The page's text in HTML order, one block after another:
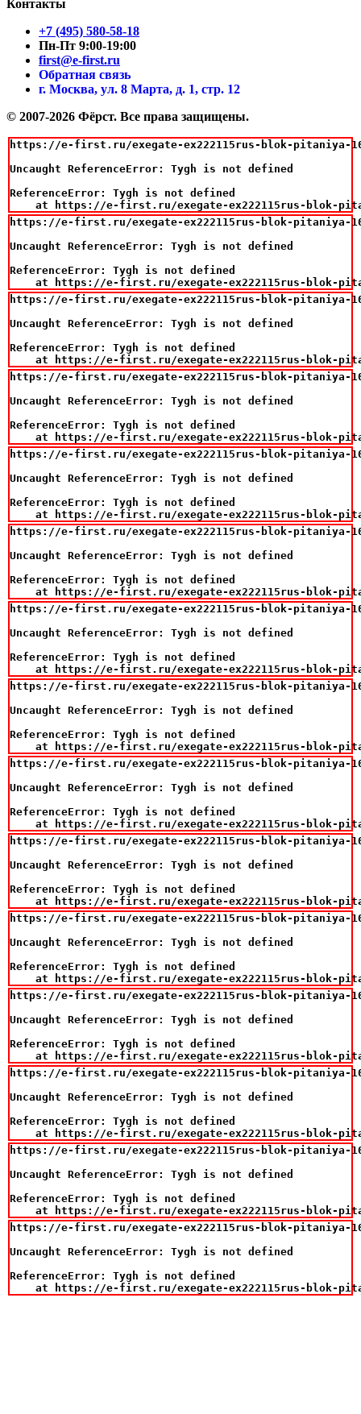
Контакты
+7 (495) 580-58-18
Пн-Пт 9:00-19:00
first@e-first.ru
Обратная связь
г. Москва, ул. 8 Марта, д. 1, стр. 12
© 2007-2026 Фёрст. Все права защищены.
https://e-first.ru/exegate-ex222115rus-blok-pitaniya-
Uncaught ReferenceError: Tygh is not defined
ReferenceError: Tygh is not defined
at https://e-first.ru/exegate-ex222115rus-blok-
https://e-first.ru/exegate-ex222115rus-blok-pitaniya-
Uncaught ReferenceError: Tygh is not defined
ReferenceError: Tygh is not defined
at https://e-first.ru/exegate-ex222115rus-blok-
https://e-first.ru/exegate-ex222115rus-blok-pitaniya-
Uncaught ReferenceError: Tygh is not defined
ReferenceError: Tygh is not defined
at https://e-first.ru/exegate-ex222115rus-blok-
https://e-first.ru/exegate-ex222115rus-blok-pitaniya-
Uncaught ReferenceError: Tygh is not defined
ReferenceError: Tygh is not defined
at https://e-first.ru/exegate-ex222115rus-blok-
https://e-first.ru/exegate-ex222115rus-blok-pitaniya-
Uncaught ReferenceError: Tygh is not defined
ReferenceError: Tygh is not defined
at https://e-first.ru/exegate-ex222115rus-blok-
https://e-first.ru/exegate-ex222115rus-blok-pitaniya-
Uncaught ReferenceError: Tygh is not defined
ReferenceError: Tygh is not defined
at https://e-first.ru/exegate-ex222115rus-blok-
https://e-first.ru/exegate-ex222115rus-blok-pitaniya-
Uncaught ReferenceError: Tygh is not defined
ReferenceError: Tygh is not defined
at https://e-first.ru/exegate-ex222115rus-blok-
https://e-first.ru/exegate-ex222115rus-blok-pitaniya-
Uncaught ReferenceError: Tygh is not defined
ReferenceError: Tygh is not defined
at https://e-first.ru/exegate-ex222115rus-blok-
https://e-first.ru/exegate-ex222115rus-blok-pitaniya-
Uncaught ReferenceError: Tygh is not defined
ReferenceError: Tygh is not defined
at https://e-first.ru/exegate-ex222115rus-blok-
https://e-first.ru/exegate-ex222115rus-blok-pitaniya-
Uncaught ReferenceError: Tygh is not defined
ReferenceError: Tygh is not defined
at https://e-first.ru/exegate-ex222115rus-blok-
https://e-first.ru/exegate-ex222115rus-blok-pitaniya-
Uncaught ReferenceError: Tygh is not defined
ReferenceError: Tygh is not defined
at https://e-first.ru/exegate-ex222115rus-blok-
https://e-first.ru/exegate-ex222115rus-blok-pitaniya-
Uncaught ReferenceError: Tygh is not defined
ReferenceError: Tygh is not defined
at https://e-first.ru/exegate-ex222115rus-blok-
https://e-first.ru/exegate-ex222115rus-blok-pitaniya-
Uncaught ReferenceError: Tygh is not defined
ReferenceError: Tygh is not defined
at https://e-first.ru/exegate-ex222115rus-blok-
https://e-first.ru/exegate-ex222115rus-blok-pitaniya-
Uncaught ReferenceError: Tygh is not defined
ReferenceError: Tygh is not defined
at https://e-first.ru/exegate-ex222115rus-blok-
https://e-first.ru/exegate-ex222115rus-blok-pitaniya-
Uncaught ReferenceError: Tygh is not defined
ReferenceError: Tygh is not defined
at https://e-first.ru/exegate-ex222115rus-blok-